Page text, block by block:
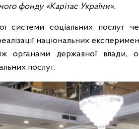
фонду «Карітас України».
системи соціальних послуг
національних
органами державної влади,
послуг.